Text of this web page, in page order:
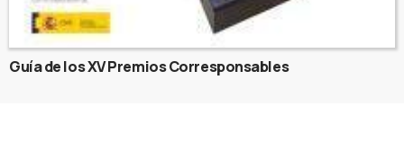
Guía de los XV Premios Corresponsables